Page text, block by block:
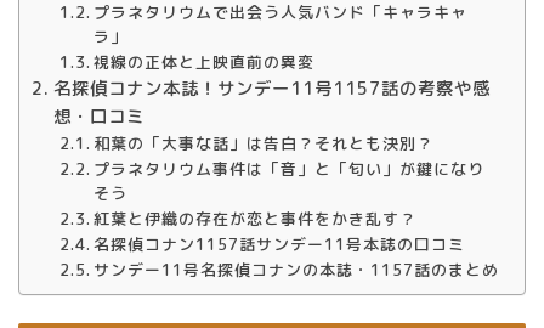
プラネタリウムで出会う人気バンド「キャラキャ
ラ」
視線の正体と上映直前の異変
名探偵コナン本誌！サンデー11号1157話の考察や感
想・口コミ
和葉の「大事な話」は告白？それとも決別？
プラネタリウム事件は「音」と「匂い」が鍵になり
そう
紅葉と伊織の存在が恋と事件をかき乱す？
名探偵コナン1157話サンデー11号本誌の口コミ
サンデー11号名探偵コナンの本誌・1157話のまとめ